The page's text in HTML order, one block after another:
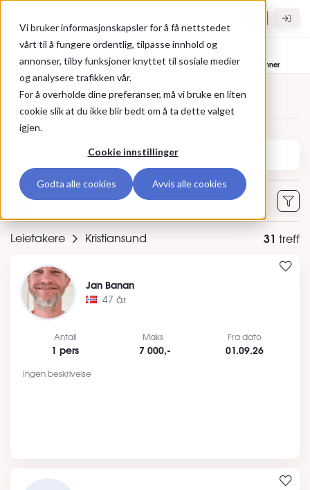
Vi bruker informasjonskapsler for å få nettstedet
vårt til å fungere ordentlig, tilpasse innhold og
annonser, tilby funksjoner knyttet til sosiale medier
og analysere trafikken vår.
For å overholde dine preferanser, må vi bruke en liten
cookie slik at du ikke blir bedt om å ta dette valget
igjen.
Cookie innstillinger
Godta alle cookies Avvis alle cookies
Bolig til leie Leietakere Hybelvenner
Annonser
Leietakere Kristiansund 31 treff
Jan Banan
47 år
Antall
1 pers
Maks
7 000,-
Fra dato
01.09.26
Ingen beskrivelse